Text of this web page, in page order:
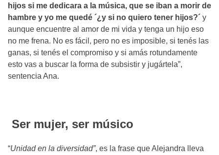
hijos si me dedicara a la música, que se iban a morir de
hambre y yo me quedé ´¿y si no quiero tener hijos?´ y
aunque encuentre al amor de mi vida y tenga un hijo eso
no me frena. No es fácil, pero no es imposible, si tenés las
ganas, si tenés el compromiso y si amás rotundamente
esto vas a buscar la forma de subsistir y jugártela”,
sentencia Ana.
Ser mujer, ser músico
“Unidad en la diversidad”, es la frase que Alejandra lleva